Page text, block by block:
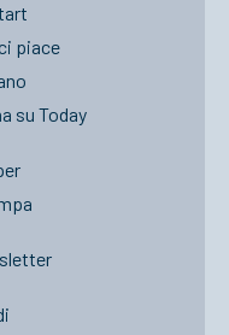
piace
su Today